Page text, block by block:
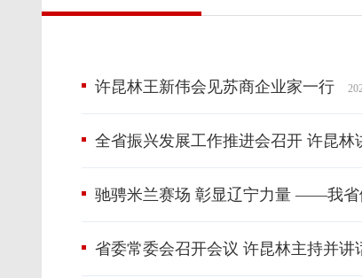
许昆林王新伟会见苏商企业家一行
全省振兴发展工作推进会召开 许昆
驰骋米兰赛场 彰显辽宁力量 ——我省
省委常委会召开会议 许昆林主持并讲